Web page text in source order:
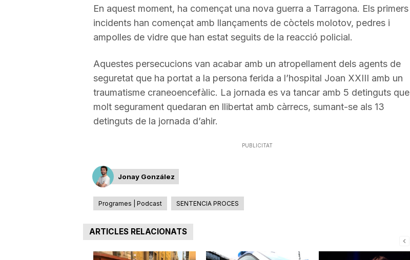
a
g
En aquest moment, ha començat una nova guerra a Tarragona. Els primers
incidents han començat amb llançaments de còctels molotov, pedres i
ampolles de vidre que han estat seguits de la reacció policial.
Aquestes persecucions van acabar amb un atropellament dels agents de
seguretat que ha portat a la persona ferida a l’hospital Joan XXIII amb un
traumatisme craneoencefàlic. La jornada es va tancar amb 5 detinguts que
molt segurament quedaran en llibertat amb càrrecs, sumant-se als 13
detinguts de la jornada d’ahir.
PUBLICITAT
Jonay González
Programes | Podcast SENTENCIA PROCES
ARTICLES RELACIONATS